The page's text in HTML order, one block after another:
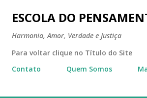
Pular para o conteúdo
ESCOLA DO
Harmonia, Amor, Verdade e Justiça
Para voltar clique no Título do Site
Contato
Quem Somos